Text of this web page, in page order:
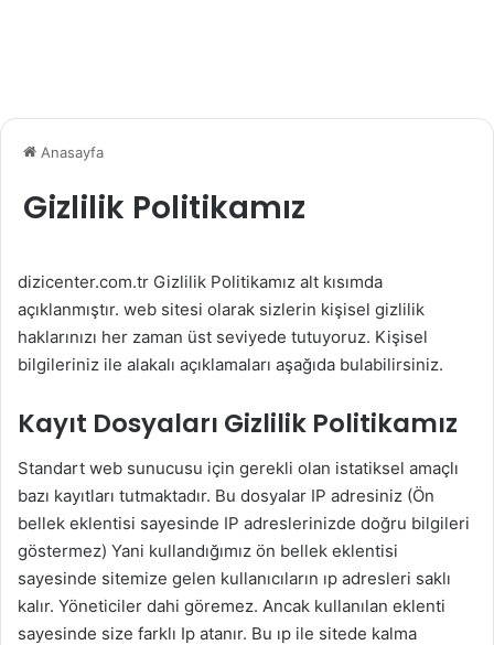
Anasayfa
Gizlilik Politikamız
dizicenter.com.tr Gizlilik Politikamız alt kısımda
açıklanmıştır. web sitesi olarak sizlerin kişisel gizlilik
haklarınızı her zaman üst seviyede tutuyoruz. Kişisel
bilgileriniz ile alakalı açıklamaları aşağıda bulabilirsiniz.
Kayıt Dosyaları Gizlilik Politikamız
Standart web sunucusu için gerekli olan istatiksel amaçlı
bazı kayıtları tutmaktadır. Bu dosyalar IP adresiniz (Ön
bellek eklentisi sayesinde IP adreslerinizde doğru bilgileri
göstermez) Yani kullandığımız ön bellek eklentisi
sayesinde sitemize gelen kullanıcıların ıp adresleri saklı
kalır. Yöneticiler dahi göremez. Ancak kullanılan eklenti
sayesinde size farklı Ip atanır. Bu ıp ile sitede kalma